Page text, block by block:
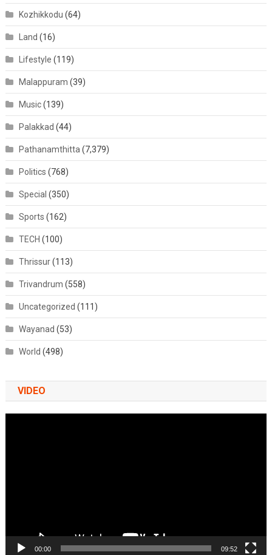
Kozhikkodu (64)
Land (16)
Lifestyle (119)
Malappuram (39)
Music(139)
Palakkad (44)
Pathanamthitta(7,379)
Politics (768)
Special (350)
Sports (162)
TECH (100)
Thrissur(113)
Trivandrum (558)
Uncategorized (111)
Wayanad (53)
World (498)
VIDEO
00:00 09:52